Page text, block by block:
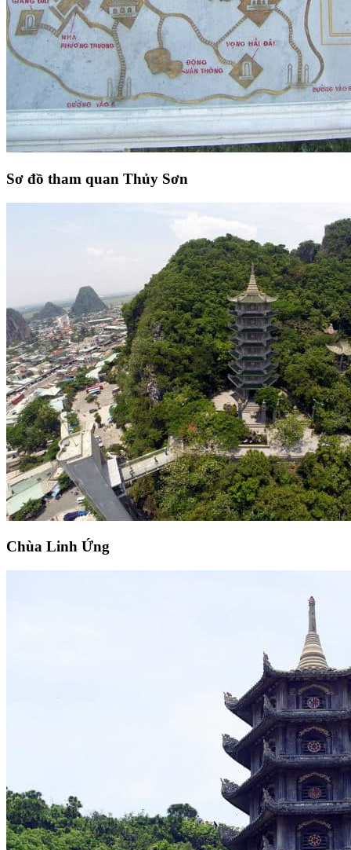
Sơ đồ tham quan Thủy Sơn
Chùa Linh Ứng